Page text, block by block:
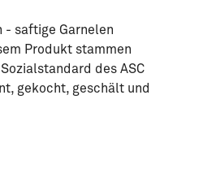
- saftige Garnelen
Produkt stammen
des ASC
gekocht, geschält und